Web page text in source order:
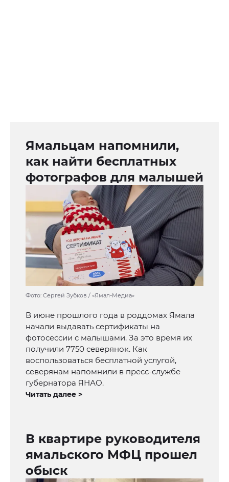
Ямальцам напомнили,
как найти бесплатных
фотографов для малышей
Фото: Сергей Зубков / «Ямал-Медиа»
В июне прошлого года в роддомах Ямала
начали выдавать сертификаты на
фотосессии с малышами. За это время их
получили 7750 северянок. Как
воспользоваться бесплатной услугой,
северянам напомнили в пресс-службе
губернатора ЯНАО.
Читать далее >
В квартире руководителя
ямальского МФЦ прошел
обыск